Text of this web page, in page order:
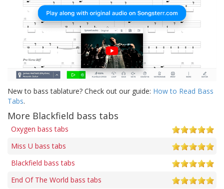
New to bass tablature? Check out our guide: How to Read Bass
Tabs.
More Blackfield bass tabs
Oxygen bass tabs
Miss U bass tabs
Blackfield bass tabs
End Of The World bass tabs